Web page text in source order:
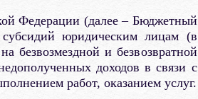
Федерации (далее – Бюджетный
субсидий юридическим лицам (в
безвозмездной и безвозвратной
доходов в связи с
работ, оказанием услуг.